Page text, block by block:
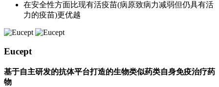
在安全性方面比现有活疫苗(病原致病力减弱但仍具有活
力的疫苗)更优越
Eucept
基于自主研发的抗体平台打造的生物类似药类自身免疫治疗药
物